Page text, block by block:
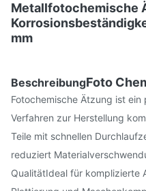
Metallfotochemische
mm
BeschreibungFoto
Fotochemische Ätzung ist
Verfahren zur Herstellung
Teile mit schnellen
reduziert
QualitätIdeal für komplizierte